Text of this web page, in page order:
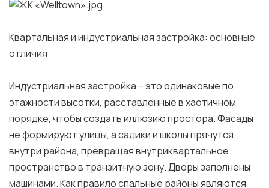
Квартальная и индустриальная застройка: основные
отличия
Индустриальная застройка – это одинаковые по
этажности высотки, расставленные в хаотичном
порядке, чтобы создать иллюзию простора. Фасады
не формируют улицы, а садики и школы прячутся
внутри района, превращая внутриквартальное
пространство в транзитную зону. Дворы заполнены
машинами. Как правило спальные районы являются